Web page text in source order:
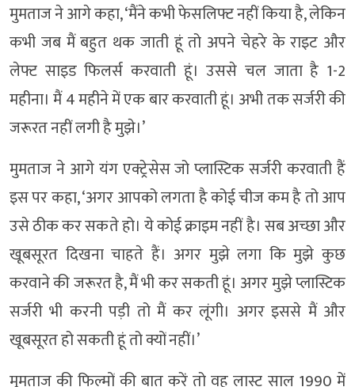
मुमताज ने आगे कहा, ‘मैंने कभी फेसलिफ्ट नहीं किया है, लेकिन
कभी जब मैं बहुत थक जाती हूं तो अपने चेहरे के राइट और
लेफ्ट साइड फिलर्स करवाती हूं। उससे चल जाता है 1-2
महीना। मैं 4 महीने में एक बार करवाती हूं। अभी तक सर्जरी की
जरूरत नहीं लगी है मुझे।’
मुमताज ने आगे यंग एक्ट्रेसेस जो प्लास्टिक सर्जरी करवाती हैं
इस पर कहा, ‘अगर आपको लगता है कोई चीज कम है तो आप
उसे ठीक कर सकते हो। ये कोई क्राइम नहीं है। सब अच्छा और
खूबसूरत दिखना चाहते हैं। अगर मुझे लगा कि मुझे कुछ
करवाने की जरूरत है, मैं भी कर सकती हूं। अगर मुझे प्लास्टिक
सर्जरी भी करनी पड़ी तो मैं कर लूंगी। अगर इससे मैं और
खूबसूरत हो सकती हूं तो क्यों नहीं।’